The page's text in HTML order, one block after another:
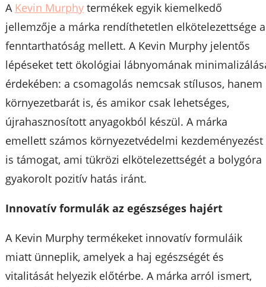
A Kevin Murphy termékek egyik kiemelkedő
jellemzője a márka rendíthetetlen elkötelezettsége a
fenntarthatóság mellett. A Kevin Murphy jelentős
lépéseket tett ökológiai lábnyomának
érdekében: a csomagolás nemcsak stílusos, hanem
környezetbarát is, és amikor csak lehetséges,
újrahasznosított anyagokból készül. A márka
emellett számos környezetvédelmi kezdeményezést
is támogat, ami tükrözi elkötelezettségét a bolygóra
gyakorolt pozitív hatás iránt.
Innovatív formulák az egészséges hajért
A Kevin Murphy termékeket innovatív formuláik
miatt ünneplik, amelyek a haj egészségét és
vitalitását helyezik előtérbe. A márka arról ismert,